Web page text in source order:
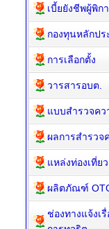
เบี้ยยังชีพผู้พิก
กองทุนหลักป
การเลือกตั้ง
วารสารอบต.
แบบสำรวจคว
ผลการสำรวจ
แหล่งท่องเที่ยว
ผลิตภัณฑ์
ช่องทางแจ้งเ